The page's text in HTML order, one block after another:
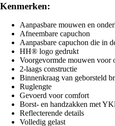
Kenmerken:
Aanpasbare mouwen en
Afneembare capuchon
Aanpasbare capuchon die in
HH® logo gedrukt
Voorgevormde mouwen voor
2-laags constructie
Binnenkraag van geborsteld
Ruglengte
Gevoerd voor comfort
Borst- en handzakken met
Reflecterende details
Volledig gelast